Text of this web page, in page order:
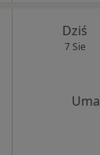
Dziś
7 Sie